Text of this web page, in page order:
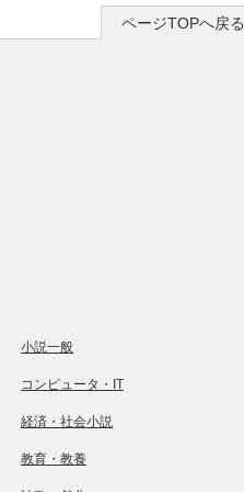
小説一般
コンピュータ・IT
経済・社会小説
教育・教養
ページTOPへ戻る